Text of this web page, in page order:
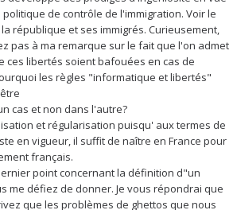
de contrôle de l'immigration. Voir le
république et ses immigrés. Curieusement,
pas à ma remarque sur le fait que l'on admet
ces libertés soient bafouées en cas de
les règles "informatique et libertés"
cas et non dans l'autre?
et régularisation puisqu' aux termes de
en vigueur, il suffit de naître en France pour
français.
point concernant la définition d"un
me défiez de donner. Je vous répondrai que
que les problèmes de ghettos que nous